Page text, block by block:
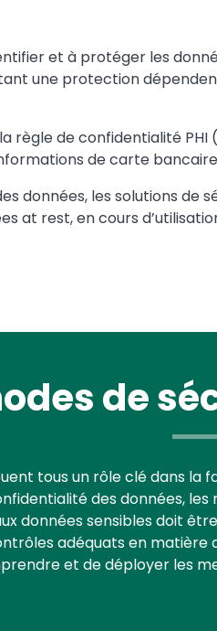
et à protéger les
une protection
règle de confidentialité
de carte
données, les solutions
at rest, en cours
de
tous un rôle clé dans
des données,
données sensibles doit
adéquats en matière
et de déployer les